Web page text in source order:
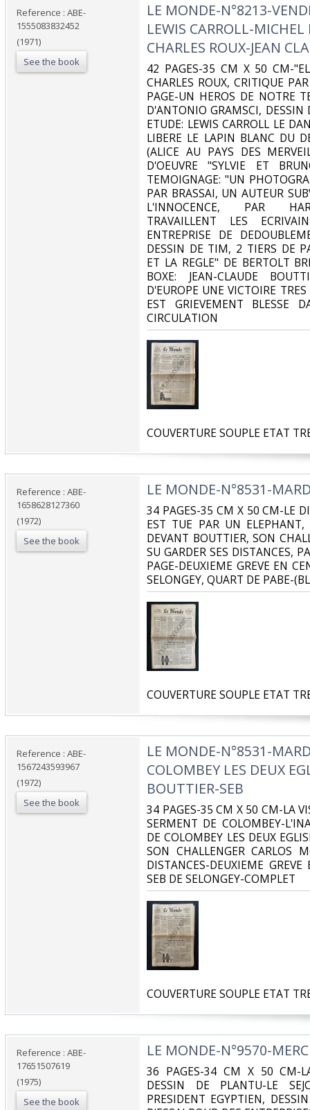
Reference : ABE-
1555083832452
(1971)
See the book
‎LE MONDE-N°8213-
LEWIS CARROLL-
CHARLES ROUX-JEAN
‎42 PAGES-35 CM X 50 CM-
CHARLES ROUX, CRITIQUE
PAGE-UN HEROS DE NOTRE
D'ANTONIO GRAMSCI, DESSIN
ETUDE: LEWIS CARROLL LE
LIBERE LE LAPIN BLANC DU
(ALICE AU PAYS DES
D'OEUVRE "SYLVIE ET
TEMOIGNAGE: "UN
PAR BRASSAI, UN AUTEUR
L'INNOCENCE, PAR
TRAVAILLENT LES
ENTREPRISE DE
DESSIN DE TIM, 2 TIERS DE
ET LA REGLE" DE BERTOLT
BOXE: JEAN-CLAUDE
D'EUROPE UNE VICTOIRE
EST GRIEVEMENT BLESSE
CIRCULATION‎
‎COUVERTURE SOUPLE ETAT
Reference : ABE-
1658628127360
(1972)
See the book
‎LE MONDE-N°8531-
‎34 PAGES-35 CM X 50 CM-LE
EST TUE PAR UN
DEVANT BOUTTIER, SON
SU GARDER SES DISTANCES,
PAGE-DEUXIEME GREVE EN
SELONGEY, QUART DE PABE-
‎COUVERTURE SOUPLE ETAT
Reference : ABE-
1567243593967
(1972)
See the book
‎LE MONDE-N°8531-
COLOMBEY LES DEUX
BOUTTIER-SEB‎
‎34 PAGES-35 CM X 50 CM-LA
SERMENT DE COLOMBEY-
DE COLOMBEY LES DEUX
SON CHALLENGER CARLOS
DISTANCES-DEUXIEME
SEB DE SELONGEY-COMPLET‎
‎COUVERTURE SOUPLE ETAT
Reference : ABE-
17651507619
(1975)
See the book
‎LE MONDE-N°9570-
‎36 PAGES-34 CM X 50 CM-
DESSIN DE PLANTU-LE
PRESIDENT EGYPTIEN,